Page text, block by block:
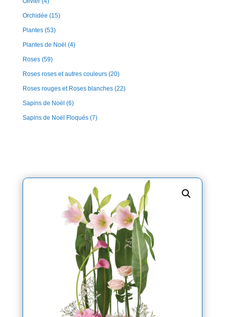
Orchidée (15)
Plantes (53)
Plantes de Noël (4)
Roses (59)
Roses roses et autres couleurs (20)
Roses rouges et Roses blanches (22)
Sapins de Noël (6)
Sapins de Noël Floqués (7)